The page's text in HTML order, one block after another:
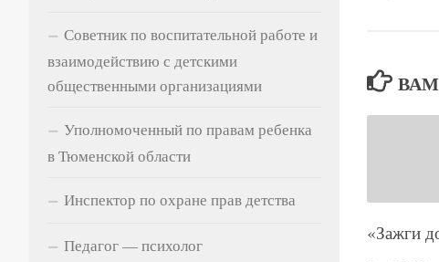
Советник по воспитательной работе и
взаимодействию с детскими
общественными организациями
Уполномоченный по правам ребенка
в Тюменской области
Инспектор по охране прав детства
Педагог — психолог